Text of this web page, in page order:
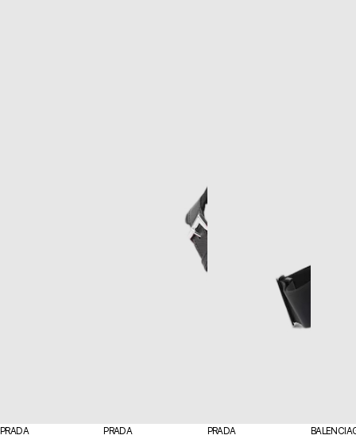
PRADA
PRADA
PRADA